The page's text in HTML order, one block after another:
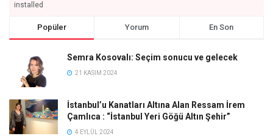
installed
Popüler Yorum En Son
Semra Kosovalı: Seçim sonucu ve gelecek
21 KASIM 2024
İstanbul’u Kanatları Altına Alan Ressam İrem
Çamlıca : “İstanbul Yeri Göğü Altın Şehir”
4 EYLÜL 2024